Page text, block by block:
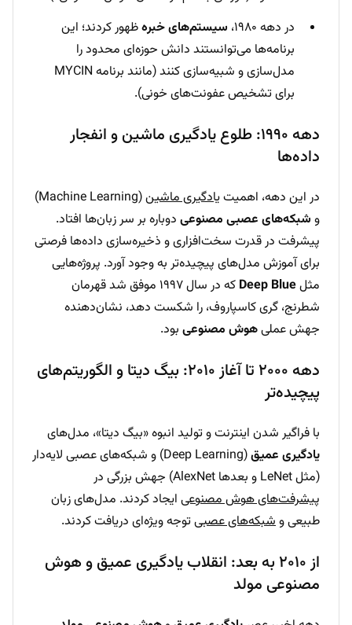
در دهه ۱۹۸۰،
سیستم‌های خبرهظهور کردند؛ این
برنامه‌ها می‌توانستند دانش حوزه‌ای محدود را
مدل‌سازی و شبیه‌سازی کنند (مانند برنامه MYCIN
برای تشخیص عفونت‌های خونی).
دهه ۱۹۹۰: طلوع یادگیری ماشین و انفجار
داده‌ها
در این دهه، اهمیتیادگیری ماشین
(Machine Learning)
و شبکه‌های عصبی مصنوعی دوباره بر سر زبان‌ها افتاد.
پیشرفت در قدرت سخت‌افزاری و ذخیره‌سازی داده‌ها فرصتی
برای آموزش مدل‌های پیچیده‌تر به وجود آورد. پروژه‌هایی
مثلDeep Blue
که در سال ۱۹۹۷ موفق شد قهرمان
شطرنج، گری کاسپاروف، را شکست دهد، نشان‌دهنده
جهش عملیهوش مصنوعی بود.
دهه ۲۰۰۰ تا آغاز ۲۰۱۰: بیگ دیتا و الگوریتم‌های
پیچیده‌تر
با فراگیر شدن اینترنت و تولید انبوه «بیگ دیتا»، مدل‌های
یادگیری عمیق
(Deep Learning) و شبکه‌های عصبی لایه‌دار
(مثل LeNet و بعدها AlexNet) جهش بزرگی در
پیشرفت‌های هوش مصنوعی ایجاد کردند. مدل‌های زبان
طبیعی وشبکه‌های عصبیتوجه ویژه‌ای دریافت کردند.
از ۲۰۱۰ به بعد: انقلاب یادگیری عمیق و هوش
مصنوعی مولد